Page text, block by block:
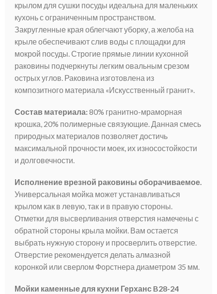
крылом для сушки посуды идеальна для маленьких
кухонь с ограниченным пространством.
Закругленные края облегчают уборку, а желоба на
крыле обеспечивают слив воды с площадки для
мокрой посуды. Строгие прямые линии кухонной
раковины подчеркнуты легким овальным срезом
острых углов. Раковина изготовлена из
композитного материала «Искусственный гранит».
Состав материала:80% гранитно-мраморная
крошка, 20% полимерные связующие. Данная смесь
природных материалов позволяет достичь
максимальной прочности моек, их износостойкости
и долговечности.
Исполнение врезной раковины оборачиваемое.
Универсальная мойка может устанавливаться
крылом как в левую, так и в правую стороны.
Отметки для высверливания отверстия намечены с
обратной стороны крыла мойки. Вам остается
выбрать нужную сторону и просверлить отверстие.
Отверстие рекомендуется делать алмазной
коронкой или сверлом Форстнера диаметром 35 мм.
Мойки каменные для кухни Герханс B28-24